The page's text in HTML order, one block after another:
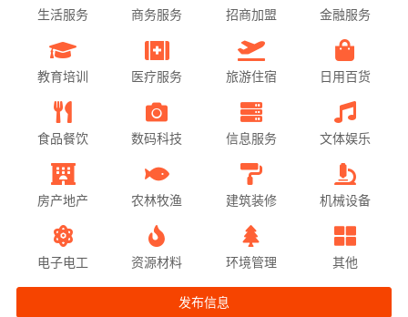
生活服务 商务服务 招商加盟 金融服务
教育培训 医疗服务 旅游住宿 日用百货
食品餐饮 数码科技 信息服务 文体娱乐
房产地产 农林牧渔 建筑装修 机械设备
电子电工 资源材料 环境管理 其他
发布信息